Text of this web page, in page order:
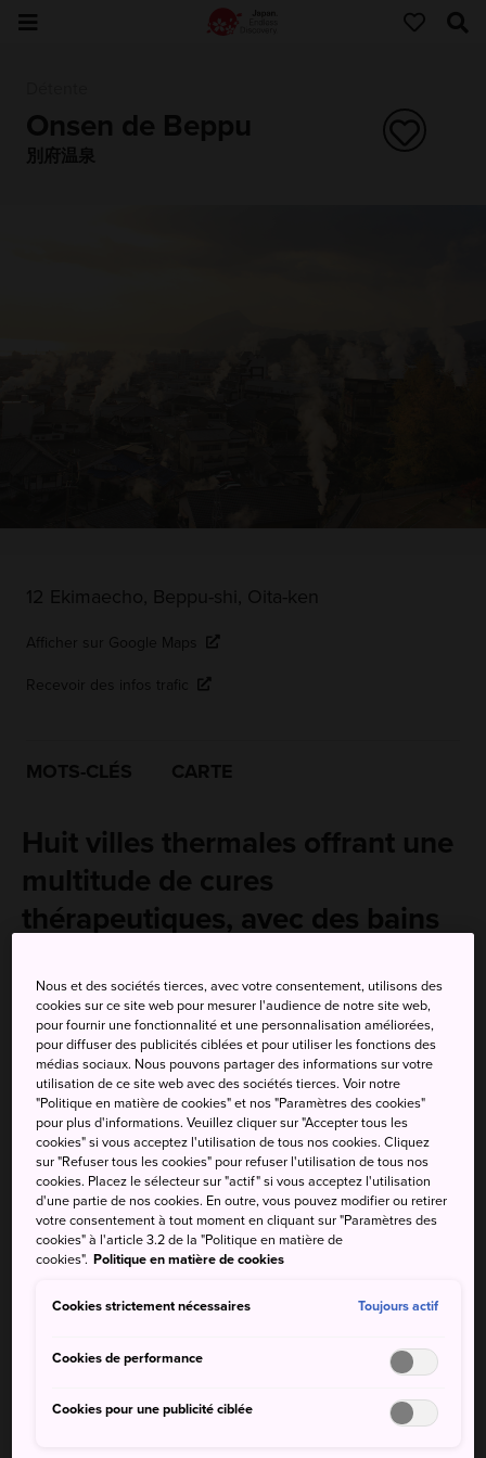
Onsen de Beppu
別府温泉
12 Ekimaecho, Beppu-shi, Oita-ken
Afficher sur Google Maps
Recevoir des infos trafic
MOTS-CLÉS CARTE
Huit villes thermales offrant une
multitude de cures
thérapeutiques, avec des bains
sable ou de la boue
Localement nommé Beppu Hatton, Beppu Onsen
regroupe huit villes thermales dont chacune présente des
propriétés différentes. Chaque onsen propose une
multitude de sources d'eau chaude modernes et bien
équipées dans lesquelles vous plonger, ainsi que des
ryokan dans lesquels vous pouvez passer la nuit et profiter
d'installations thermales.
À ne pas manquer
La liste pratique des bains publics disponible au
Beppu
Nous et des sociétés tierces, avec votre consentement, utilisons des
cookies sur ce site web pour mesurer l'audience de notre site web,
pour fournir une fonctionnalité et une personnalisation améliorées,
pour diffuser des publicités ciblées et pour utiliser les fonctions des
médias sociaux. Nous pouvons partager des informations sur votre
utilisation de ce site web avec des sociétés tierces. Voir notre
"Politique en matière de cookies" et nos "Paramètres des cookies"
pour plus d'informations. Veuillez cliquer sur "Accepter tous les
cookies" si vous acceptez l'utilisation de tous nos cookies. Cliquez
sur "Refuser tous les cookies" pour refuser l'utilisation de tous nos
cookies. Placez le sélecteur sur "actif" si vous acceptez l'utilisation
d'une partie de nos cookies. En outre, vous pouvez modifier ou retirer
votre consentement à tout moment en cliquant sur "Paramètres des
cookies" à l'article 3.2 de la "Politique en matière de
cookies". Politique en matière de cookies
Cookies strictement nécessaires Toujours actif
Cookies de performance
Cookies pour une publicité ciblée